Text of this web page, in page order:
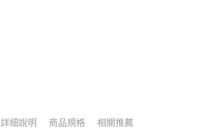
詳細說明 商品規格 相關推薦